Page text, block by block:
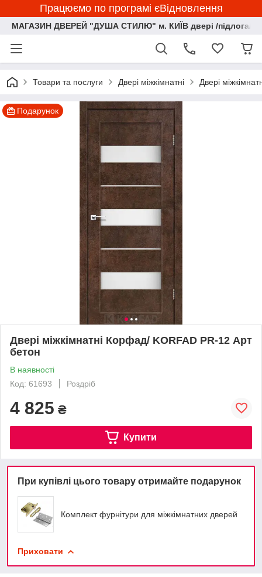
Працюємо по програмі єВідновлення
МАГАЗИН ДВЕРЕЙ "ДУША СТИЛЮ" м. КИЇВ двері /підлога/
Товари та послуги Двері міжкімнатні Двері
Подарунок
Двері міжкімнатні Корфад/ KORFAD PR-12 Арт
бетон
В наявності
Код: 61693
Роздріб
4 825 ₴
Купити
При купівлі цього товару отримайте подарунок
Комплект фурнітури для міжкімнатних дверей
Приховати